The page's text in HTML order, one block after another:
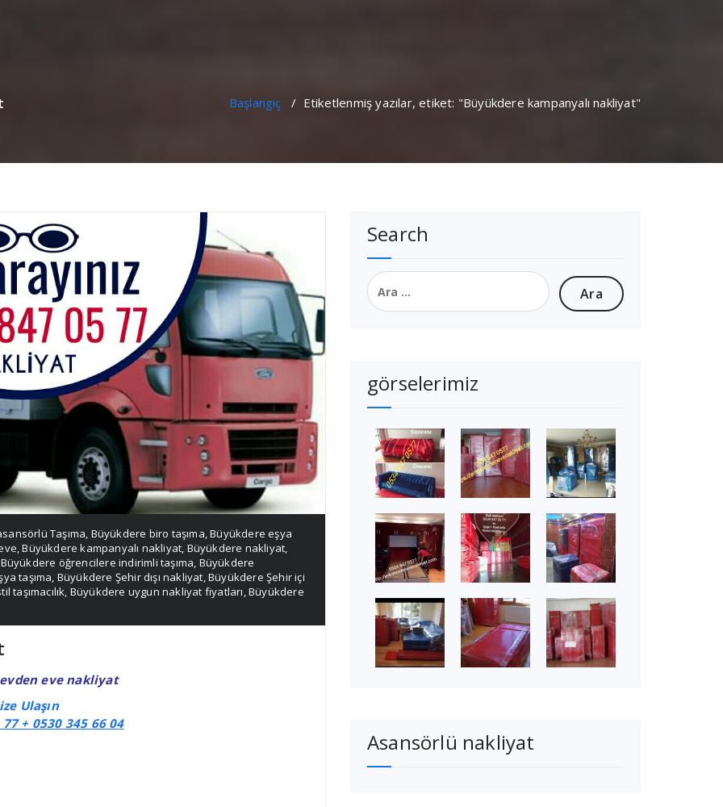
Başlangıç / Etiketlenmiş yazılar, etiket: "Büyükdere kampanyalı nakliyat"
Taşıma, Büyükdere biro taşıma,Büyükdere eşya
,Büyükdere kampanyalı nakliyat, Büyükdere nakliyat,
Büyükdere öğrencilere indirimli taşıma, Büyükdere
taşıma, Büyükdere Şehir dışı nakliyat,Büyükdere Şehir içi
taşımacılık, Büyükdere uygun nakliyat fiyatları,Büyükdere
eve nakliyat
Ulaşın
+ 0530 345 66 04
Search
Arama:
görselerimiz
Asansörlü nakliyat